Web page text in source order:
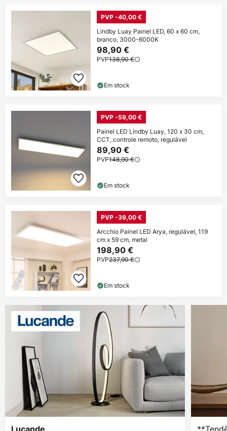
PVP -40,00 €
Lindby Luay Painel LED, 60 x 60 cm,
branco, 3000-6000K
98,90 €
PVP138,90 €
Em stock
PVP -59,00 €
Painel LED Lindby Luay, 120 x 30 cm,
CCT, controle remoto, regulável
89,90 €
PVP148,90 €
Em stock
PVP -39,00 €
Arcchio Painel LED Arya, regulável, 119
cm x 59 cm, metal
198,90 €
PVP237,90 €
Em stock
Lucande